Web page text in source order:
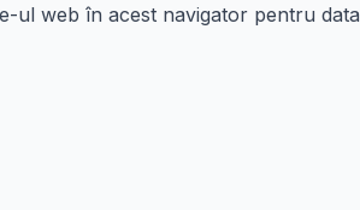
ul web în acest navigator pentru data